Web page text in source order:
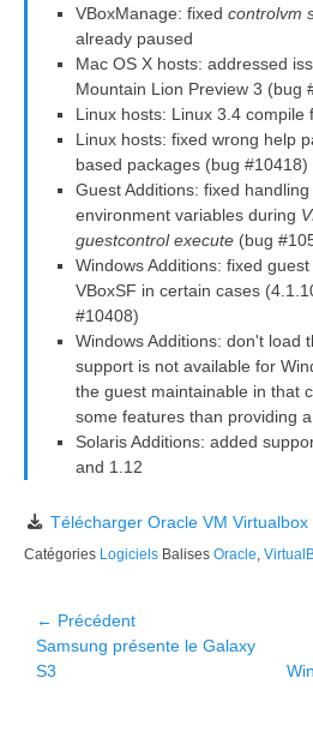
VBoxManage: fixed controlvm
already paused
Mac OS X hosts: addressed
Mountain Lion Preview 3 (bug
Linux hosts: Linux 3.4 compile
Linux hosts: fixed wrong help
based packages (bug #10418)
Guest Additions: fixed
environment variables during
guestcontrol execute(bug
Windows Additions: fixed
VBoxSF in certain cases
#10408)
Windows Additions: don't load
support is not available for
the guest maintainable in that
some features than providing
Solaris Additions: added
and 1.12
Télécharger Oracle VM Virtualbox
Catégories Logiciels Balises Oracle
Navigation
de
l’article
← Précédent
Article
précédent :
Samsung présente le Galaxy
S3